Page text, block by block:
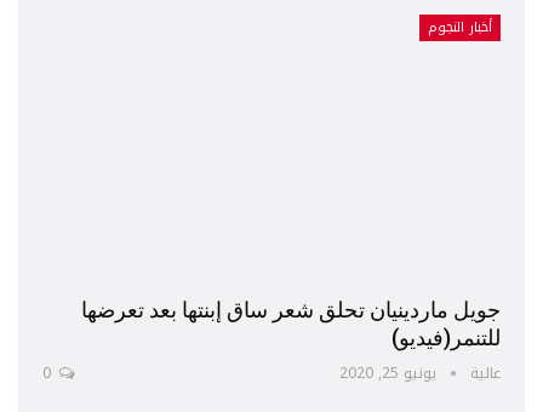
أخبار النجوم
جويل ماردينيان تحلق شعر ساق إبنتها بعد تعرضها
للتنمر(فيديو)
عالية يونيو 25, 2020